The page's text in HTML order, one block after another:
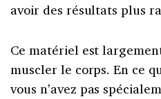
avoir des résultats plus
Ce matériel est
muscler le corps. En ce
vous n’avez pas